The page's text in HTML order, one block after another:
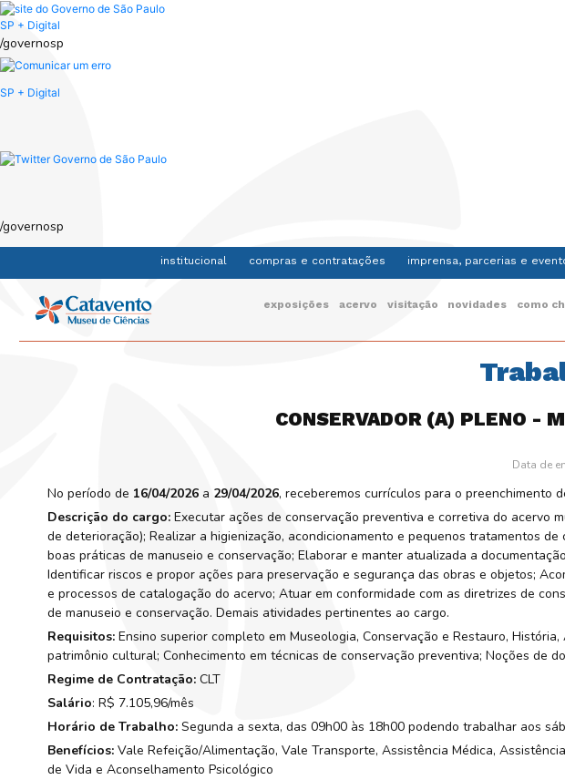
Skip
to
main
content
SP + Digital
/governosp
SP + Digital
/governosp
institucional compras e contratações imprensa, parcerias e
Navegação
principal
exposições acervo visitação novidades como
CONSERVADOR (A) PLENO -
Data de
No período de 16/04/2026 a 29/04/2026, receberemos currículos para o preenchimento
Descrição do cargo: Executar ações de conservação preventiva e corretiva do acervo
de deterioração); Realizar a higienização, acondicionamento e pequenos tratamentos
boas práticas de manuseio e conservação; Elaborar e manter atualizada a
Identificar riscos e propor ações para preservação e segurança das obras e objetos;
e processos de catalogação do acervo; Atuar em conformidade com as diretrizes de
de manuseio e conservação. Demais atividades pertinentes ao cargo.
Requisitos: Ensino superior completo em Museologia, Conservação e Restauro,
patrimônio cultural; Conhecimento em técnicas de conservação preventiva; Noções de
Regime de Contratação: CLT
Salário: R$ 7.105,96/mês
Horário de Trabalho: Segunda a sexta, das 09h00 às 18h00 podendo trabalhar aos
Benefícios: Vale Refeição/Alimentação, Vale Transporte, Assistência Médica,
de Vida e Aconselhamento Psicológico